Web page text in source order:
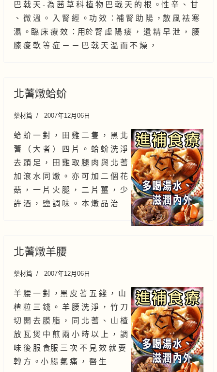
巴 戟 天 - 為 茜 草 科 植 物 巴 戟 天 的 根 。性 辛 、 甘
、 微 溫 。 入 腎 經 。功 效 ：補 腎 助 陽 ，散 風 袪 寒
濕 。臨 床 療 效 ：用於 腎 虛 陽 痿 ， 遺 精 早 泄 ， 腰
膝 痠 軟 等 症 － － 巴 戟 天 溫 而 不 燥 ，
北蓍燉蛤蚧
藥材篇 2007年12月06日
蛤 蚧 一 對 ， 田 雞 二 隻 ， 黑 北
蓍 （ 大 者 ） 四 片 。 蛤 蚧 洗 淨
去 頭 足 ， 田 雞 取 腿 肉 與 北 蓍
加 滾 水 同 燉 。 亦 可 加 二 個 花
菇 ， 一 片 火 腿 ， 二 片 薑 ， 少
許 酒 ， 鹽 調 味 。 本 燉 品 治
北蓍燉羊腰
藥材篇 2007年12月06日
羊 腰 一 對 ，黑 皮 蓍 五 錢 ， 山
楂 粒 三 錢 。 羊 腰 洗 淨 ， 竹 刀
切 開 去 膜 脂 ， 同 北 蓍 、 山 楂
放 瓦 煲 中 煎 兩 小 時 以 上 ， 調
味 後 服 食服 三 次 不 見 效 就 要
轉 方 。小 腸 氣 痛 ， 醫 生